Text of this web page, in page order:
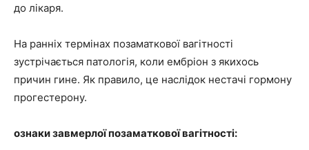
до лікаря.
На ранніх термінах позаматкової вагітності
зустрічається патологія, коли ембріон з якихось
причин гине. Як правило, це наслідок нестачі гормону
прогестерону.
ознаки завмерлої позаматкової вагітності: